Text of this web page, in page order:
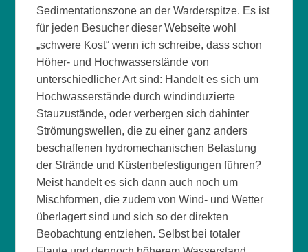
Sedimentationszone an der Warderspitze. Es ist
für jeden Besucher dieser Webseite wohl
„schwere Kost“ wenn ich schreibe, dass schon
Höher- und Hochwasserstände von
unterschiedlicher Art sind: Handelt es sich um
Hochwasserstände durch windinduzierte
Stauzustände, oder verbergen sich dahinter
Strömungswellen, die zu einer ganz anders
beschaffenen hydromechanischen Belastung
der Strände und Küstenbefestigungen führen?
Meist handelt es sich dann auch noch um
Mischformen, die zudem von Wind- und Wetter
überlagert sind und sich so der direkten
Beobachtung entziehen. Selbst bei totaler